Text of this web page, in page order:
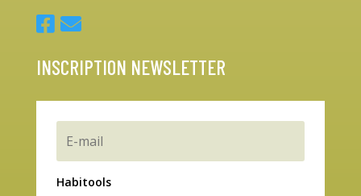
INSCRIPTION NEWSLETTER
Habitools